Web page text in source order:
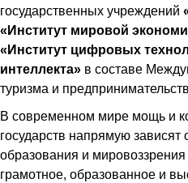
государственных учреждений
«Институт мировой
«Институт цифровых
интеллекта» в составе
туризма и
В современном мире мощь и
государств напрямую зависят
образования и
грамотное, образованное и